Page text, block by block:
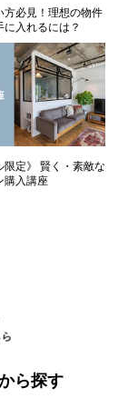
方必見！理想の物件
に入れるには？
限定》 賢く・素敵な
購入講座
ら探す